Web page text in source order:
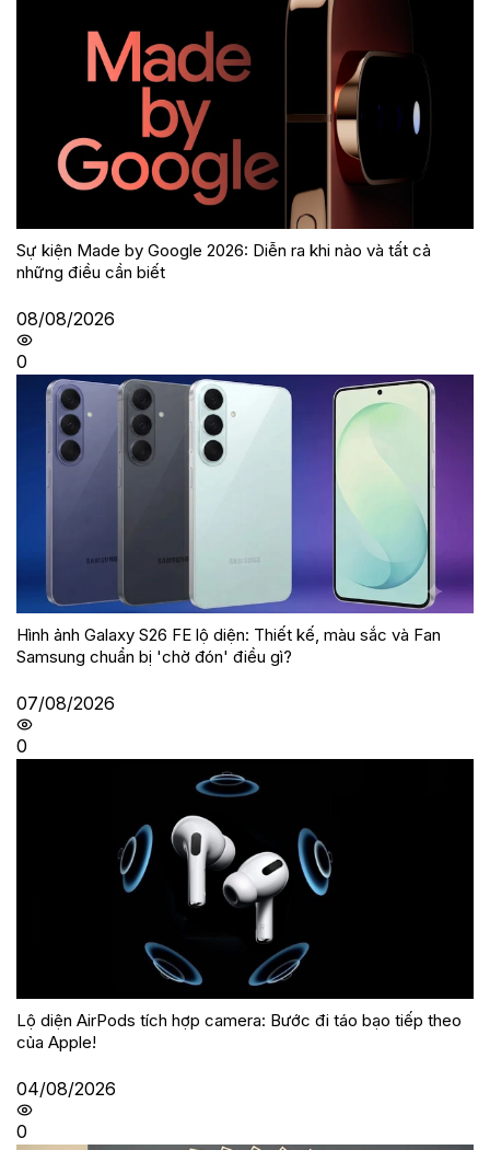
Sự kiện Made by Google 2026: Diễn ra khi nào và tất cả
những điều cần biết
08/08/2026
0
Hình ảnh Galaxy S26 FE lộ diện: Thiết kế, màu sắc và Fan
Samsung chuẩn bị 'chờ đón' điều gì?
07/08/2026
0
Lộ diện AirPods tích hợp camera: Bước đi táo bạo tiếp theo
của Apple!
04/08/2026
0